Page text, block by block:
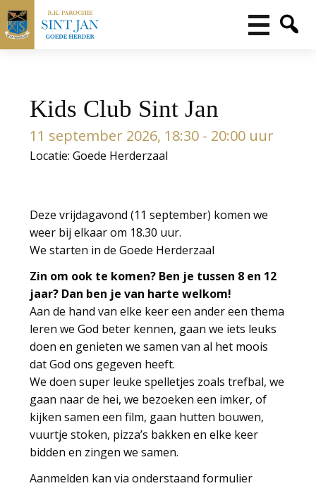
Kids Club Sint Jan
11 september 2026, 18:30 - 20:00 uur
Locatie: Goede Herderzaal
Deze vrijdagavond (11 september) komen we
weer bij elkaar om 18.30 uur.
We starten in de Goede Herderzaal
Zin om ook te komen? Ben je tussen 8 en 12
jaar? Dan ben je van harte welkom!
Aan de hand van elke keer een ander een thema
leren we God beter kennen, gaan we iets leuks
doen en genieten we samen van al het moois
dat God ons gegeven heeft.
We doen super leuke spelletjes zoals trefbal, we
gaan naar de hei, we bezoeken een imker, of
kijken samen een film, gaan hutten bouwen,
vuurtje stoken, pizza’s bakken en elke keer
bidden en zingen we samen.
Aanmelden kan via onderstaand formulier